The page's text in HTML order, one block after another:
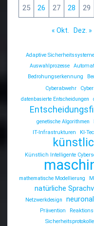
25 26 27 28 29
« Okt. Dez. »
Adaptive Sicherheitssysteme
Auswahlprozesse
Bedrohungserkennung
Cyberabwehr
datenbasierte Entscheidungen
genetische Algorithmen
IT-Infrastrukturen
KI-
Künstlich Intelligente
mathematische Modellierung
natürliche
Netzwerkdesign
Prävention
Sicherheitsprotokolle